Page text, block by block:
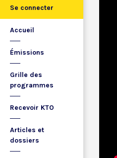
Se connecter
Accueil
Émissions
Grille des
programmes
Recevoir KTO
Articles et
dossiers